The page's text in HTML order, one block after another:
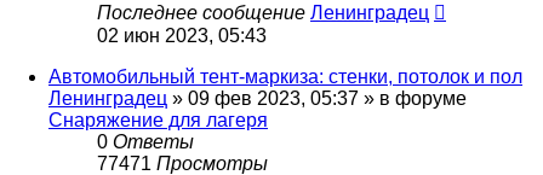
Последнее сообщение Ленинградец
02 июн 2023, 05:43
Автомобильный тент-маркиза: стенки, потолок и пол
Ленинградец » 09 фев 2023, 05:37 » в форуме
Снаряжение для лагеря
0 Ответы
77471 Просмотры